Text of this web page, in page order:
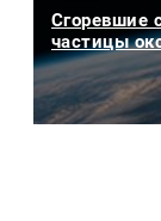
Сгоревшие
частицы